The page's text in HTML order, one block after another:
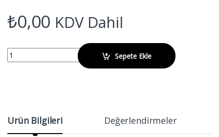
₺0,00 KDV Dahil
WIGGENS WF-25G Etüv quantity Sepete Ekle
Ürün Bilgileri Değerlendirmeler